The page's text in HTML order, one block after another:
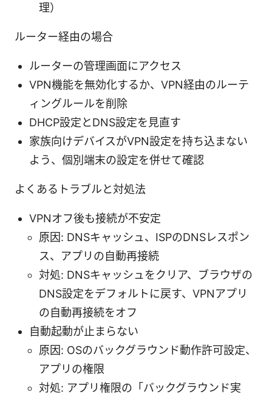
理）
ルーター経由の場合
ルーターの管理画面にアクセス
VPN機能を無効化するか、VPN経由のルーテ
ィングルールを削除
DHCP設定とDNS設定を見直す
家族向けデバイスがVPN設定を持ち込まない
よう、個別端末の設定を併せて確認
よくあるトラブルと対処法
VPNオフ後も接続が不安定
原因: DNSキャッシュ、ISPのDNSレスポン
ス、アプリの自動再接続
対処: DNSキャッシュをクリア、ブラウザの
DNS設定をデフォルトに戻す、VPNアプリ
の自動再接続をオフ
自動起動が止まらない
原因: OSのバックグラウンド動作許可設定、
アプリの権限
対処: アプリ権限の「バックグラウンド実